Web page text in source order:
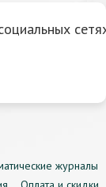
журналы